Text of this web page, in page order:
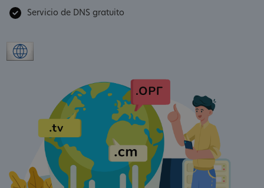
Servicio de DNS gratuito